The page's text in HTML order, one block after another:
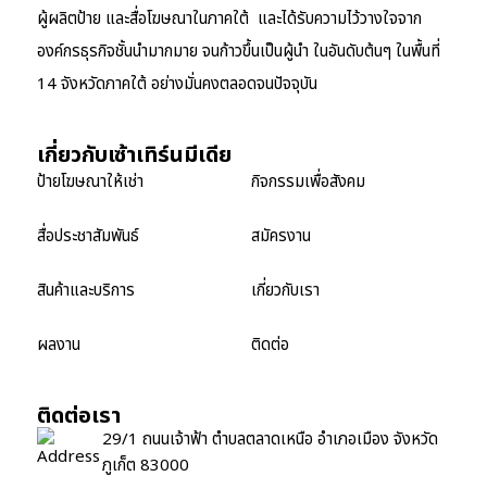
ผู้ผลิตป้าย และสื่อโฆษณาในภาคใต้ และได้รับความไว้วางใจจาก
องค์กรธุรกิจชั้นนำมากมาย จนก้าวขึ้นเป็นผู้นำ ในอันดับต้นๆ ในพื้นที่
14 จังหวัดภาคใต้ อย่างมั่นคงตลอดจนปัจจุบัน
เกี่ยวกับเซ้าเทิร์นมีเดีย
ป้ายโฆษณาให้เช่า
สื่อประชาสัมพันธ์
สินค้าและบริการ
ผลงาน
กิจกรรมเพื่อสังคม
สมัครงาน
เกี่ยวกับเรา
ติดต่อ
ติดต่อเรา
29/1 ถนนเจ้าฟ้า ตำบลตลาดเหนือ อำเภอเมือง จังหวัด
ภูเก็ต 83000